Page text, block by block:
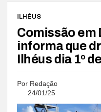
ILHÉUS
Comissão em
informa que
Ilhéus dia 1º
Por Redação
24/01/25